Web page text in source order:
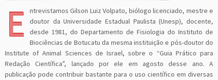
E
ntrevistamos Gilson Luiz Volpato, biólogo licenciado, mestre e
doutor da Universidade Estadual Paulista (Unesp), docente,
desde 1981, do Departamento de Fisiologia do Instituto de
Biociências de Botucatu da mesma instituição e pós-doutor do
Institute of Animal Sciences de Israel, sobre o “Guia Prático para
Redação Científica”, lançado por ele em agosto desse ano. A
publicação pode contribuir bastante para o uso científico em diversas